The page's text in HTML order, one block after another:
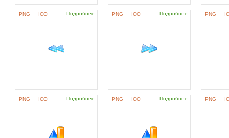
PNG ICO Подробнее PNG ICO Подробнее PNG
PNG ICO Подробнее PNG ICO Подробнее PNG